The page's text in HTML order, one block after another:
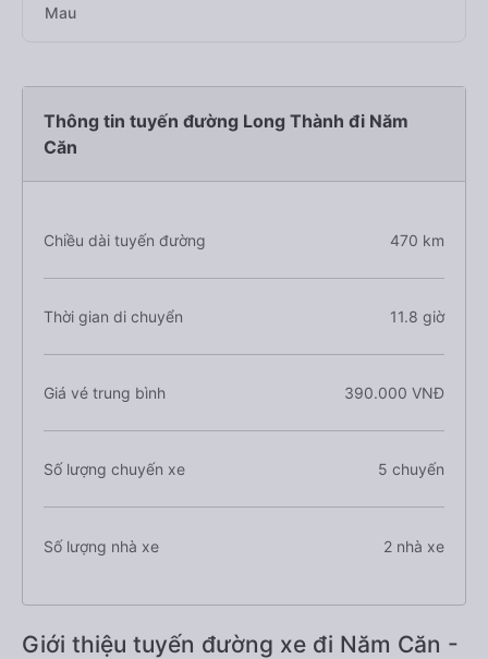
Mau
Thông tin tuyến đường Long Thành đi Năm
Căn
Chiều dài tuyến đường 470 km
Thời gian di chuyển 11.8 giờ
Giá vé trung bình 390.000 VNĐ
Số lượng chuyến xe 5 chuyến
Số lượng nhà xe 2 nhà xe
Giới thiệu tuyến đường xe đi Năm Căn -